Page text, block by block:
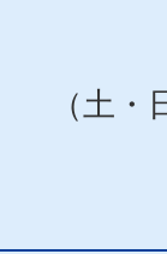
（土